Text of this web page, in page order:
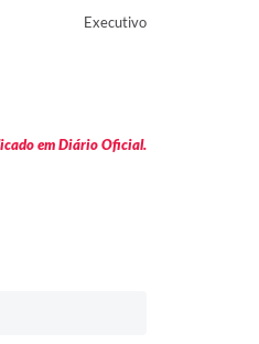
Executivo
em Diário Oficial.